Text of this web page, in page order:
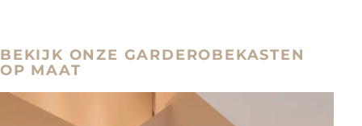
BEKIJK ONZE GARDEROBEKASTEN
OP MAAT